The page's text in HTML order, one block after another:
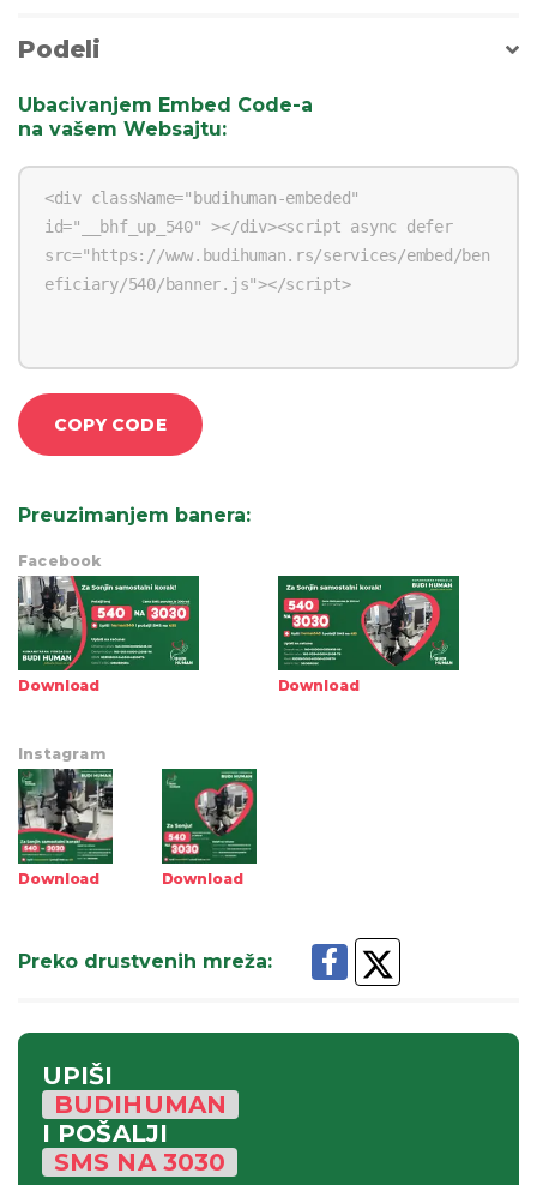
Podeli
Ubacivanjem Embed Code-a
na vašem Websajtu:
COPY CODE
Preuzimanjem banera:
Facebook
Download Download
Instagram
Download Download
Preko drustvenih mreža:
UPIŠI
BUDIHUMAN
I POŠALJI
SMS NA3030